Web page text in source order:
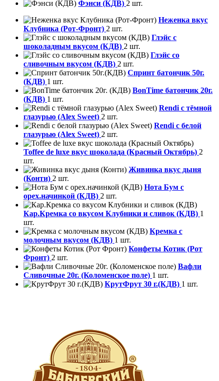
Фэнси (КДВ) 2 шт.
Неженка вкус
Клубника (Рот-Фронт) 2 шт.
Глэйс с
шоколадным вкусом (КДВ) 2 шт.
Глэйс со
сливочным вкусом (КДВ) 2 шт.
Спринт батончик 50г.
(КДВ) 1 шт.
BonTime батончик 20г.
(КДВ) 1 шт.
Rendi с тёмной
глазурью (Alex Sweet) 2 шт.
Rendi с белой
глазурью (Alex Sweet) 2 шт.
Toffee de luxe вкус шоколада (Красный Октябрь) 2
шт.
Живинка вкус дыня
(Конти) 2 шт.
Нота Бум с
орех.начинкой (КДВ) 2 шт.
Кар.Кремка со вкусом Клубники и сливок (КДВ) 1
шт.
Кремка с
молочным вкусом (КДВ) 1 шт.
Конфеты Котик (Рот
Фронт) 2 шт.
Вафли
Сливочные 20г. (Коломенское поле) 1 шт.
КрутФрут 30 г.(КДВ) 1 шт.